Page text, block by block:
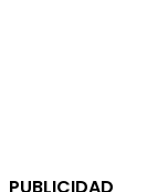
PUBLICIDAD